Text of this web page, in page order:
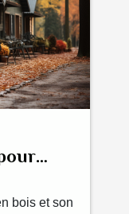
en
bois et son